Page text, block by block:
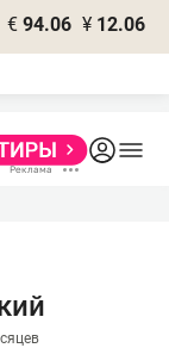
€ 94.06 ¥ 12.06